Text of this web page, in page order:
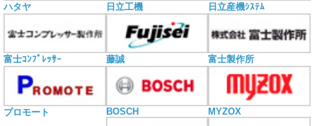
ハタヤ 日立工機 日立産機ｼｽﾃﾑ
富士ｺﾝﾌﾟﾚｯｻｰ 藤誠 富士製作所
プロモート BOSCH MYZOX